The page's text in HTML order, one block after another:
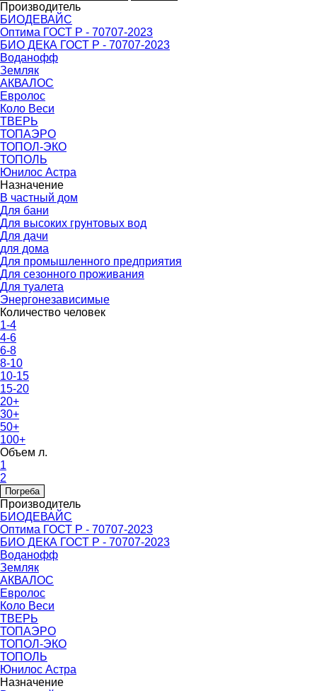
Производитель
БИОДЕВАЙС
Оптима ГОСТ Р - 70707-2023
БИО ДЕКА ГОСТ Р - 70707-2023
Воданофф
Земляк
АКВАЛОС
Евролос
Коло Веси
ТВЕРЬ
ТОПАЭРО
ТОПОЛ-ЭКО
ТОПОЛЬ
Юнилос Астра
Назначение
В частный дом
Для бани
Для высоких грунтовых вод
Для дачи
для дома
Для промышленного предприятия
Для сезонного проживания
Для туалета
Энергонезависимые
Количество человек
1-4
4-6
6-8
8-10
10-15
15-20
20+
30+
50+
100+
Объем л.
1
2
Погреба
Производитель
БИОДЕВАЙС
Оптима ГОСТ Р - 70707-2023
БИО ДЕКА ГОСТ Р - 70707-2023
Воданофф
Земляк
АКВАЛОС
Евролос
Коло Веси
ТВЕРЬ
ТОПАЭРО
ТОПОЛ-ЭКО
ТОПОЛЬ
Юнилос Астра
Назначение